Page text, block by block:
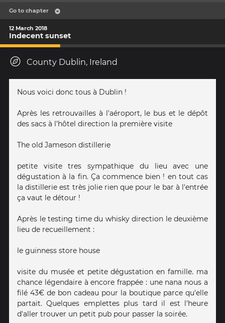
Go to chapter
12 March 2018
Indecent sunset
County Dublin, Ireland
Nous voici donc tous à Dublin !
Après les retrouvailles à l'aéroport, le bus et le dépôt
des sacs à l'hôtel direction la première visite
The old Jameson distillerie
petite visite tres sympathique du lieu avec une
dégustation à la fin. Ça commence bien ! en tout cas
la distillerie est très jolie rien que pour le bar à l'entrée
ça vaut le détour !
Après le testing time du whisky direction le deuxième
lieu de recueillement :
le guinness store house
visite du musée et petite dégustation en famille. ma
chance légendaire à encore frappée : une nana nous a
filé 43€ de bon cadeau pour la boutique parce qu'elle
partait. Quelques emplettes plus tard il est l'heure
d'aller trouver un petit pub pour passer la soirée.